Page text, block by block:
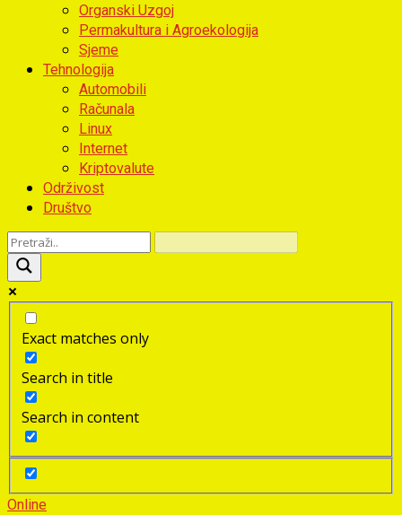
Organski Uzgoj
Permakultura i Agroekologija
Sjeme
Tehnologija
Automobili
Računala
Linux
Internet
Kriptovalute
Održivost
Društvo
Exact matches only
Search in title
Search in content
Online